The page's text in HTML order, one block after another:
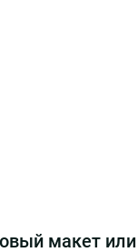
макет или